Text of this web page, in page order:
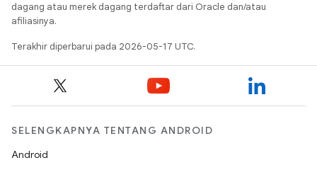
dagang atau merek dagang terdaftar dari Oracle dan/atau
afiliasinya.
Terakhir diperbarui pada 2026-05-17 UTC.
SELENGKAPNYA TENTANG ANDROID
Android